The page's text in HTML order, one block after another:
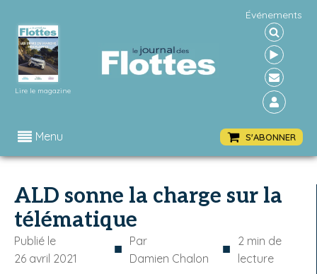
Lire le magazine
Événements
Menu S'ABONNER
ALD sonne la charge sur la
télématique
Publié le
26 avril 2021
■ Par
Damien Chalon
■ 2 min de
lecture